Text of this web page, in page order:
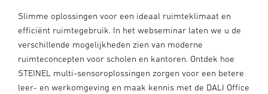
Slimme oplossingen voor een ideaal ruimteklimaat en
efficiënt ruimtegebruik. In het webseminar laten we u de
verschillende mogelijkheden zien van moderne
ruimteconcepten voor scholen en kantoren. Ontdek hoe
STEINEL multi-sensoroplossingen zorgen voor een betere
leer- en werkomgeving en maak kennis met de DALI Office